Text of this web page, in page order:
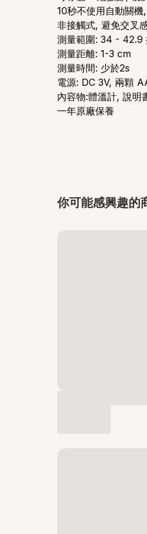
10秒不使用自動關
非接觸式, 避免交叉
測量範圍: 34 - 42.9
測量距離: 1-3 cm
測量時間: 少於2s
電源: DC 3V, 兩顆
內容物:體溫計, 說明
一年原廠保養
你可能感興趣的